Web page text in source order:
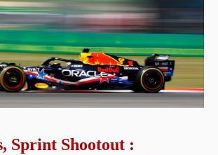
Sprint Shootout :